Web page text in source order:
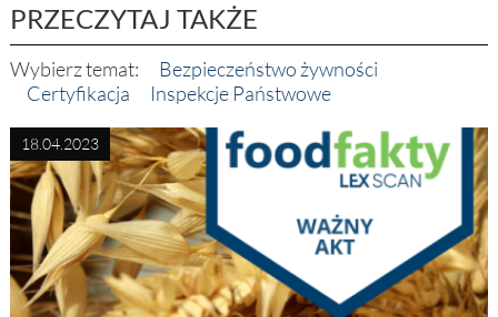
PRZECZYTAJ TAKŻE
Wybierz temat:
Bezpieczeństwo żywności
Certyfikacja
Inspekcje Państwowe
18.04.2023